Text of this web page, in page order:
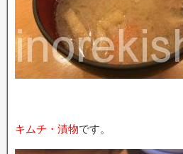
キムチ・漬物です。